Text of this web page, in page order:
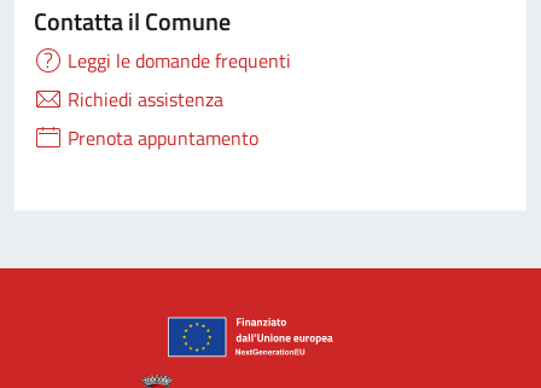
Contatta il Comune
Leggi le domande frequenti
Richiedi assistenza
Prenota appuntamento